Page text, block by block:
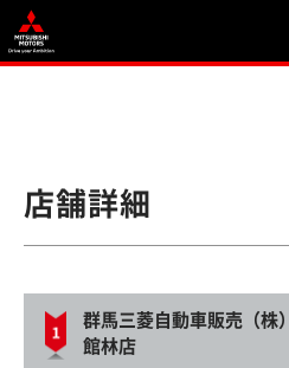
店舗詳細
群馬三菱自動車販売（株）
館林店